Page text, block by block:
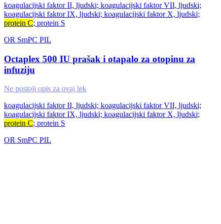
koagulacijski faktor II, ljudski; koagulacijski faktor VII, ljudski;
koagulacijski faktor IX, ljudski; koagulacijski faktor X, ljudski;
protein C; protein S
OR SmPC PIL
Octaplex 500 IU prašak i otapalo za otopinu za
infuziju
Ne postoji opis za ovaj lek
koagulacijski faktor II, ljudski; koagulacijski faktor VII, ljudski;
koagulacijski faktor IX, ljudski; koagulacijski faktor X, ljudski;
protein C; protein S
OR SmPC PIL